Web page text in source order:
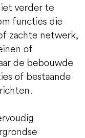
verder te
functies die
zachte netwerk,
of
de bebouwde
of bestaande